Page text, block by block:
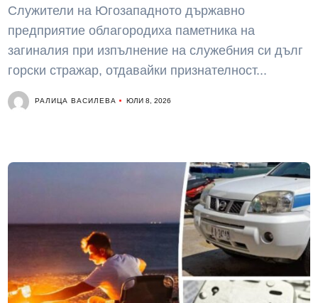
Служители на Югозападното държавно
предприятие облагородиха паметника на
загиналия при изпълнение на служебния си дълг
горски стражар, отдавайки признателност...
РАЛИЦА ВАСИЛЕВА ЮЛИ 8, 2026